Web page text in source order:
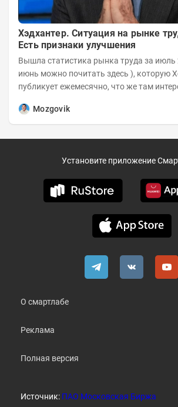
Хэдхантер. Ситуация на рынке
Есть признаки улучшения
Вышла статистика рынка труда за июль 2026 года (за
июнь можно почитать здесь ), которую Хедхантер
публикует ежемесячно, что же там
Mozgovik
Установите приложение
О смартлабе
Реклама
Полная версия
Источник: ПАО Московская Биржа